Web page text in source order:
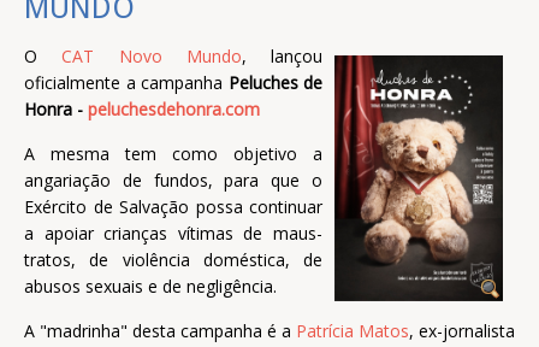
MUNDO
OCAT Novo Mundo, lançou
oficialmente a campanha Peluches de
Honra - peluchesdehonra.com
A mesma tem como objetivo a
angariação de fundos, para que o
Exército de Salvação possa continuar
a apoiar crianças vítimas de maus-
tratos, de violência doméstica, de
abusos sexuais e de negligência.
A "madrinha" desta campanha é a Patrícia Matos, ex-jornalista